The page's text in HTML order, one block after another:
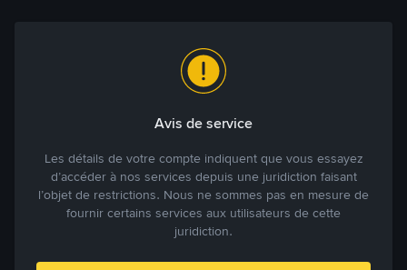
Avis de service
Les détails de votre compte indiquent que vous essayez
d’accéder à nos services depuis une juridiction faisant
l’objet de restrictions. Nous ne sommes pas en mesure de
fournir certains services aux utilisateurs de cette
juridiction.